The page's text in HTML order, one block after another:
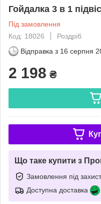
Гойдалка 3 в 1
Під замовлення
Код: 18026
Роздріб
Відправка з 16 серпня
2 198 ₴
Що таке купити з
Замовлення під
Доступна доставка